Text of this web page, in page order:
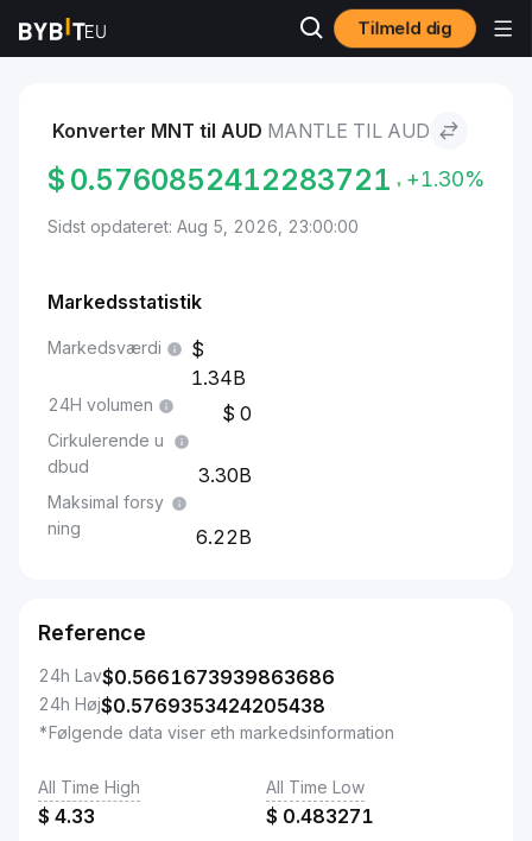
Tilmeld dig
Markeder Mantle to AUD
Konverter MNT til AUD MANTLE TIL AUD
$ 0.5760852412283721 +1.30%
Sidst opdateret: Aug 5, 2026, 23:00:00
Markedsstatistik
Markedsværdi
1.34B
24H volumen 0
Cirkulerende u
dbud
3.30B
Maksimal forsy
ning
6.22B
Reference
24h Lav$0.5661673939863686
24h Høj$0.5769353424205438
*Følgende data viser eth markedsinformation
All Time High
$ 4.33
All Time Low
$ 0.483271